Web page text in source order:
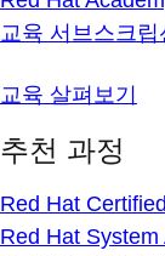
교육 서브스크립
교육 살펴보기
추천 과정
Red Hat
Red Hat